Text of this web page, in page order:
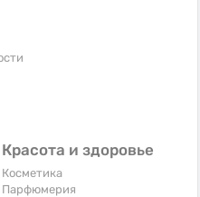
Красота и здоровье
Косметика
Парфюмерия